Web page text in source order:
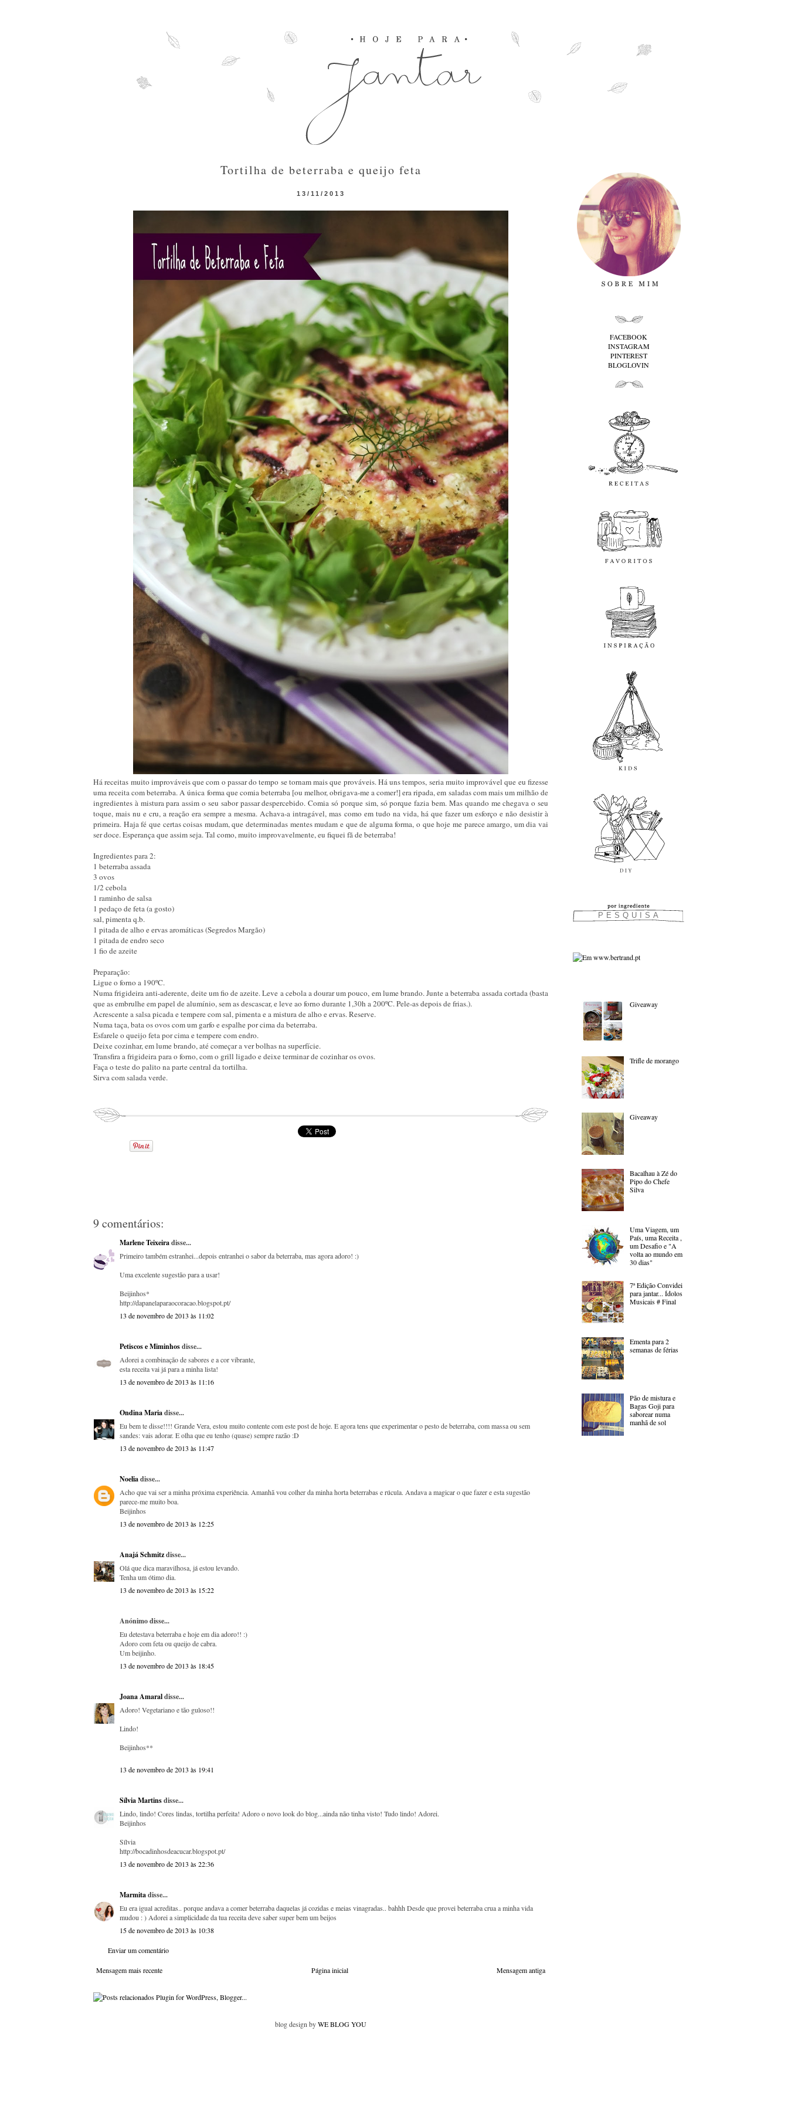
13/11/2013
Tortilha de beterraba e queijo feta
Há receitas muito improváveis que com o passar do tempo se tornam mais que prováveis. Há uns tempos, seria muito improvável que eu fizesse
uma receita com beterraba. A única forma que comia beterraba [ou melhor, obrigava-me a comer!] era ripada, em saladas com mais um milhão de
ingredientes à mistura para assim o seu sabor passar despercebido. Comia só porque sim, só porque fazia bem. Mas quando me chegava o seu
toque, mais nu e cru, a reação era sempre a mesma. Achava-a intragável, mas como em tudo na vida, há que fazer um esforço e não desistir à
primeira. Haja fé que certas coisas mudam, que determinadas mentes mudam e que de alguma forma, o que hoje me parece amargo, um dia vai
ser doce. Esperança que assim seja. Tal como, muito improvavelmente, eu fiquei fã de beterraba!
Ingredientes para 2:
1 beterraba assada
3 ovos
1/2 cebola
1 raminho de salsa
1 pedaço de feta (a gosto)
sal, pimenta q.b.
1 pitada de alho e ervas aromáticas (Segredos Margão)
1 pitada de endro seco
1 fio de azeite
Preparação:
Ligue o forno a 190ºC.
Numa frigideira anti-aderente, deite um fio de azeite. Leve a cebola a dourar um pouco, em lume brando. Junte a beterraba assada cortada (basta
que as embrulhe em papel de alumínio, sem as descascar, e leve ao forno durante 1,30h a 200ºC. Pele-as depois de frias.).
Acrescente a salsa picada e tempere com sal, pimenta e a mistura de alho e ervas. Reserve.
Numa taça, bata os ovos com um garfo e espalhe por cima da beterraba.
Esfarele o queijo feta por cima e tempere com endro.
Deixe cozinhar, em lume brando, até começar a ver bolhas na superfície.
Transfira a frigideira para o forno, com o grill ligado e deixe terminar de cozinhar os ovos.
Faça o teste do palito na parte central da tortilha.
Sirva com salada verde.
9 comentários:
Marlene Teixeiradisse...
Primeiro também estranhei...depois entranhei o sabor da beterraba, mas agora adoro! :)
Uma excelente sugestão para a usar!
Beijinhos*
http://dapanelaparaocoracao.blogspot.pt/
13 de novembro de 2013 às 11:02
Petiscos e Miminhosdisse...
Adorei a combinação de sabores e a cor vibrante,
esta receita vai já para a minha lista!
13 de novembro de 2013 às 11:16
Ondina Mariadisse...
Eu bem te disse!!!! Grande Vera, estou muito contente com este post de hoje. E agora tens que experimentar o pesto de beterraba, com massa ou sem
sandes: vais adorar. E olha que eu tenho (quase) sempre razão :D
13 de novembro de 2013 às 11:47
Noeliadisse...
Acho que vai ser a minha próxima experiência. Amanhã vou colher da minha horta beterrabas e rúcula. Andava a magicar o que fazer e esta sugestão
parece-me muito boa.
Beijinhos
13 de novembro de 2013 às 12:25
Anajá Schmitzdisse...
Olá que dica maravilhosa, já estou levando.
Tenha um ótimo dia.
13 de novembro de 2013 às 15:22
Anónimo disse...
Eu detestava beterraba e hoje em dia adoro!! :)
Adoro com feta ou queijo de cabra.
Um beijinho.
13 de novembro de 2013 às 18:45
Joana Amaraldisse...
Adoro! Vegetariano e tão guloso!!
Lindo!
Beijinhos**
13 de novembro de 2013 às 19:41
Sílvia Martinsdisse...
Lindo, lindo! Cores lindas, tortilha perfeita! Adoro o novo look do blog...ainda não tinha visto! Tudo lindo! Adorei.
Beijinhos
Sílvia
http://bocadinhosdeacucar.blogspot.pt/
13 de novembro de 2013 às 22:36
Marmitadisse...
Eu era igual acreditas.. porque andava a comer beterraba daquelas já cozidas e meias vinagradas.. bahhh Desde que provei beterraba crua a minha vida
mudou : ) Adorei a simplicidade da tua receita deve saber super bem um beijos
15 de novembro de 2013 às 10:38
Enviar um comentário
Mensagem mais recente Mensagem antiga
Página inicial
blog design byWE BLOG YOU
FACEBOOK
INSTAGRAM
PINTEREST
BLOGLOVIN
Giveaway
Trifle de morango
Giveaway
Bacalhau à Zé do
Pipo do Chefe
Silva
Uma Viagem, um
País, uma Receita ,
um Desafio e "A
volta ao mundo em
30 dias"
7ª Edição Convidei
para jantar... Ídolos
Musicais # Final
Ementa para 2
semanas de férias
Pão de mistura e
Bagas Goji para
saborear numa
manhã de sol